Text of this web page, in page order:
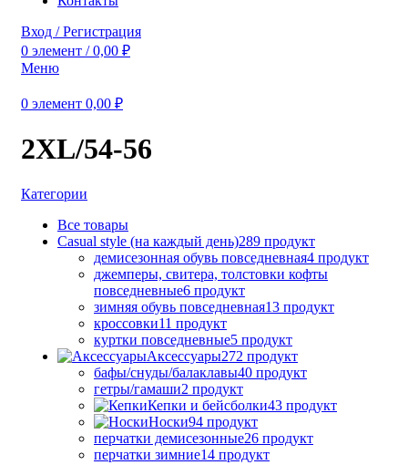
Вход / Регистрация
0 элемент / 0,00 ₽
Меню
0 элемент 0,00 ₽
2XL/54-56
Категории
Все товары
Casual style (на каждый день)289 продукт
демисезонная обувь повседневная4 продукт
джемперы, свитера, толстовки кофты
повседневные6 продукт
зимняя обувь повседневная13 продукт
кроссовки11 продукт
куртки повседневные5 продукт
Аксессуары272 продукт
бафы/снуды/балаклавы40 продукт
гетры/гамаши2 продукт
Кепки и бейсболки43 продукт
Носки94 продукт
перчатки демисезонные26 продукт
перчатки зимние14 продукт